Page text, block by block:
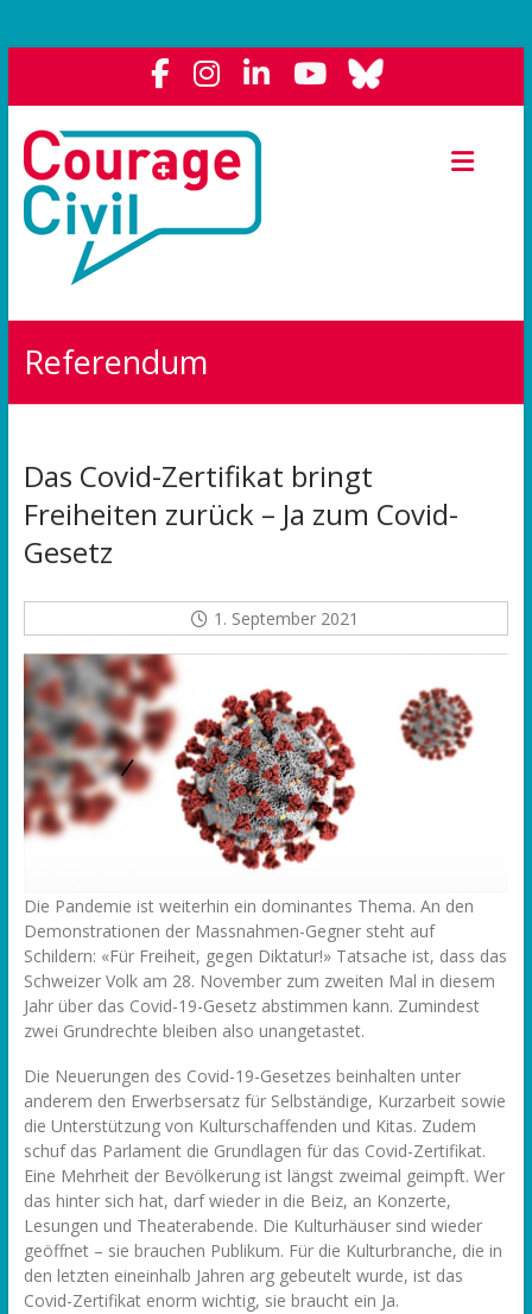
Courage
Civil
Weil
Demokratie
Referendum
Das Covid-Zertifikat bringt
Freiheiten zurück – Ja zum Covid-
Gesetz
1. September 2021
Die Pandemie ist weiterhin ein dominantes Thema. An den
Demonstrationen der Massnahmen-Gegner steht auf
Schildern: «Für Freiheit, gegen Diktatur!» Tatsache ist, dass das
Schweizer Volk am 28. November zum zweiten Mal in diesem
Jahr über das Covid-19-Gesetz abstimmen kann. Zumindest
zwei Grundrechte bleiben also unangetastet.
Die Neuerungen des Covid-19-Gesetzes beinhalten unter
anderem den Erwerbsersatz für Selbständige, Kurzarbeit sowie
die Unterstützung von Kulturschaffenden und Kitas. Zudem
schuf das Parlament die Grundlagen für das Covid-Zertifikat.
Eine Mehrheit der Bevölkerung ist längst zweimal geimpft. Wer
das hinter sich hat, darf wieder in die Beiz, an Konzerte,
Lesungen und Theaterabende. Die Kulturhäuser sind wieder
geöffnet – sie brauchen Publikum. Für die Kulturbranche, die in
den letzten eineinhalb Jahren arg gebeutelt wurde, ist das
Covid-Zertifikat enorm wichtig, sie braucht ein Ja.